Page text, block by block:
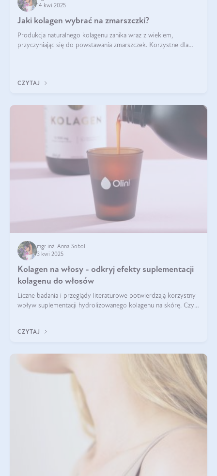
14 kwi 2025
Jaki kolagen wybrać na zmarszczki?
Produkcja naturalnego kolagenu zanika wraz z wiekiem,
przyczyniając się do powstawania zmarszczek. Korzystne dla
CZYTAJ
mgr inż. Anna Sobol
3 kwi 2025
Kolagen na włosy - odkryj efekty suplementacji
kolagenu do włosów
Liczne badania i przeglądy literaturowe potwierdzają korzystny
wpływ suplementacji hydrolizowanego kolagenu na skórę. Czy
CZYTAJ